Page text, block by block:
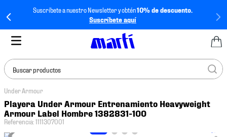
Suscríbete a nuestro Newsletter y obtén10% de descuento.
Suscríbete aquí
Buscar productos
Under Armour
Playera Under Armour Entrenamiento Heavyweight
Armour Label Hombre 1382831-100
Referencia:1111307001
TÉRMINOS MÁS
BUSCADOS
1.
tenis mujer